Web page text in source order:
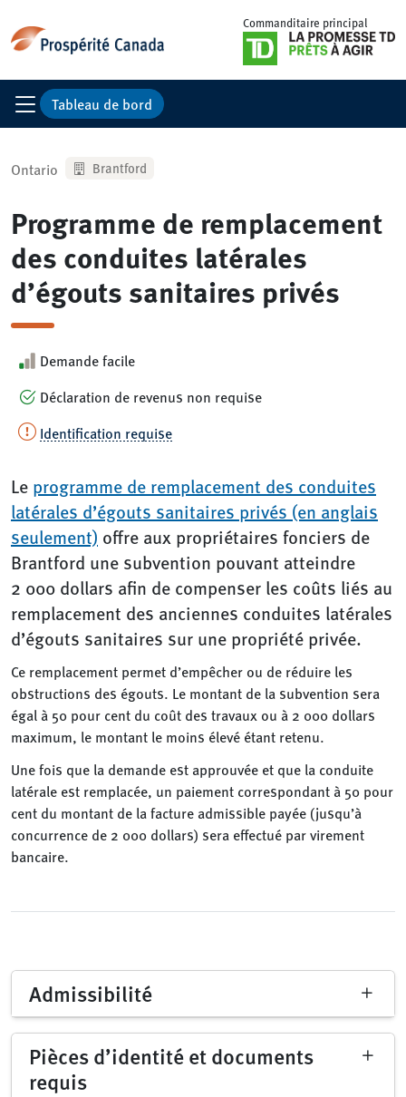
Commanditaire principal
Tableau de bord
Ontario Brantford
Programme de remplacement
des conduites latérales
d’égouts sanitaires privés
Demande facile
Déclaration de revenus non requise
Identification requise
Le programme de remplacement des conduites
latérales d’égouts sanitaires privés (en anglais
seulement) offre aux propriétaires fonciers de
Brantford une subvention pouvant atteindre
2 000 dollars afin de compenser les coûts liés au
remplacement des anciennes conduites latérales
d’égouts sanitaires sur une propriété privée.
Ce remplacement permet d’empêcher ou de réduire les
obstructions des égouts. Le montant de la subvention sera
égal à 50 pour cent du coût des travaux ou à 2 000 dollars
maximum, le montant le moins élevé étant retenu.
Une fois que la demande est approuvée et que la conduite
latérale est remplacée, un paiement correspondant à 50 pour
cent du montant de la facture admissible payée (jusqu’à
concurrence de 2 000 dollars) sera effectué par virement
bancaire.
Admissibilité
Pièces d’identité et documents
requis